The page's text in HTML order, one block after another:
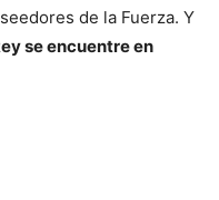
de la Fuerza. Y
se encuentre en